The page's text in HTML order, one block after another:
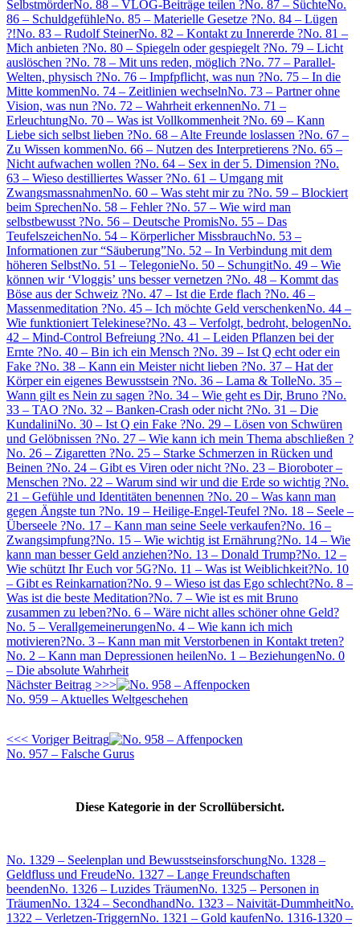
SelbstmörderNo. 88 – VLOG-Beiträge teilen ?No. 87 – SüchteNo.
86 – SchuldgefühleNo. 85 – Materielle Gesetze ?No. 84 – Lügen
?!No. 83 – Rudolf SteinerNo. 82 – Kontakt zu Innererde ?No. 81 –
Mich anbieten ?No. 80 – Spiegeln oder gespiegelt ?No. 79 – Licht
auslöschen ?No. 78 – Mit uns reden, möglich ?No. 77 – Parallel-
Welten, physisch ?No. 76 – Impfpflicht, was nun ?No. 75 – In die
Mitte kommenNo. 74 – Zeitlinien wechselnNo. 73 – Partner ohne
Vision, was nun ?No. 72 – Wahrheit erkennenNo. 71 –
ErleuchtungNo. 70 – Was ist Vollkommenheit ?No. 69 – Kann
Liebe sich selbst lieben ?No. 68 – Alte Freunde loslassen ?No. 67 –
Zu Wissen kommenNo. 66 – Nutzen des Interpretierens ?No. 65 –
Nicht aufwachen wollen ?No. 64 – Sex in der 5. Dimension ?No.
63 – Wieso destilliertes Wasser ?No. 61 – Umgang mit
ZwangsmassnahmenNo. 60 – Was steht mir zu ?No. 59 – Blockiert
beim SprechenNo. 58 – Fehler ?No. 57 – Wie wird man
selbstbewusst ?No. 56 – Deutsche PromisNo. 55 – Das
TeufelszeichenNo. 54 – Körperlicher MissbrauchNo. 53 –
Informationen zur “Säuberung”No. 52 – In Verbindung mit dem
höheren SelbstNo. 51 – TelegonieNo. 50 – SchungitNo. 49 – Wie
können wir ‘Vloggis’ uns besser vernetzen ?No. 48 – Kommt das
Böse aus der Schweiz ?No. 47 – Ist die Erde flach ?No. 46 –
Massenmeditation ?No. 45 – Ich möchte Geld verschenkenNo. 44 –
Wie funktioniert Telekinese?No. 43 – Verfolgt, bedroht, belogenNo.
42 – Mind-Control Befreiung ?No. 41 – Leiden Pflanzen bei der
Ernte ?No. 40 – Bin ich ein Mensch ?No. 39 – Ist Q echt oder ein
Fake ?No. 38 – Kann ein Meister nicht lieben ?No. 37 – Hat der
Körper ein eigenes Bewusstsein ?No. 36 – Lama & TolleNo. 35 –
Wann gilt es Nein zu sagen ?No. 34 – Wie geht es Dir, Bruno ?No.
33 – TAO ?No. 32 – Banken-Crash oder nicht ?No. 31 – Die
KundaliniNo. 30 – Ist Q ein Fake ?No. 29 – Lösen von Schwüren
und Gelöbnissen ?No. 27 – Wie kann ich mein Thema abschließen ?
No. 26 – Zigaretten ?No. 25 – Starke Schmerzen in Rücken und
Beinen ?No. 24 – Gibt es Viren oder nicht ?No. 23 – Bioroboter –
Menschen ?No. 22 – Warum sind wir und die Erde so wichtig ?No.
21 – Gefühle und Identitäten benennen ?No. 20 – Was kann man
gegen Ängste tun ?No. 19 – Heilige-Engel-Teufel ?No. 18 – Seele –
Überseele ?No. 17 – Kann man seine Seele verkaufen?No. 16 –
Zwangsimpfung?No. 15 – Wie wichtig ist Ernährung?No. 14 – Wie
kann man besser Geld anziehen?No. 13 – Donald Trump?No. 12 –
Wie schützt Ihr Euch vor 5G?No. 11 – Was ist Weiblichkeit?No. 10
– Gibt es Reinkarnation?No. 9 – Wieso ist das Ego schlecht?No. 8 –
Was ist die beste Meditation?No. 7 – Wie ist es mit Bruno
zusammen zu leben?No. 6 – Wäre nicht alles schöner ohne Geld?
No. 5 – VerallgemeinerungenNo. 4 – Wie kann ich mich
motivieren?No. 3 – Kann man mit Verstorbenen in Kontakt treten?
No. 2 – Kann man Depressionen heilenNo. 1 – BeziehungenNo. 0
– Die absolute Wahrheit
Nächster Beitrag >>>
No. 959 – Aktuelles Weltgeschehen
<<< Voriger Beitrag
No. 957 – Falsche Gurus
Diese Kategorie in der Scrollübersicht.
No. 1329 – Seelenplan und BewusstseinsforschungNo. 1328 –
Geldfluss und FreudeNo. 1327 – Lange Freundschaften
beendenNo. 1326 – Luzides TräumenNo. 1325 – Personen in
TräumenNo. 1324 – SecondhandNo. 1323 – Naivität-DummheitNo.
1322 – Verletzen-TriggernNo. 1321 – Gold kaufenNo. 1316-1320 –